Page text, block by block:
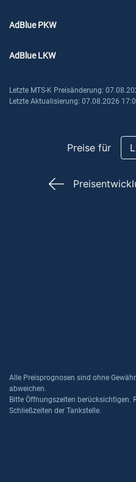
AdBlue PKW
AdBlue LKW
Letzte MTS-K Preisänderung:
Letzte Aktualisierung: 07.08.2026
Preise für
Alle Preisprognosen sind ohne
abweichen.
Bitte Öffnungszeiten berücksichtigen.
Schließzeiten der Tankstelle.